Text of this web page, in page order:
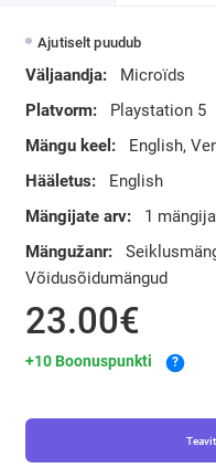
Ajutiselt puudub
Väljaandja:
Microïds
Platvorm:
Playstation 5
Mängu keel:
English,
Hääletus:
English
Mängijate arv:
1
Mängužanr:
Võidusõidumängud
23.00€
+10 Boonuspunkti ?